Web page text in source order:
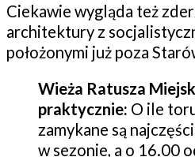
Ciekawie wygląda też
architektury z
położonymi już poza
Wieża Ratusza
praktycznie: O ile
zamykane są
w sezonie, a o 16.00